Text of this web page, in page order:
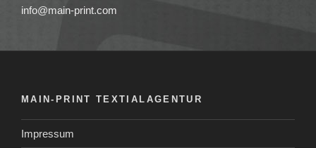
info@main-print.com
MAIN-PRINT TEXTIALAGENTUR
Impressum